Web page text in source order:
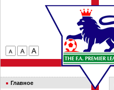
Главное